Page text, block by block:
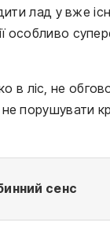
лад у вже
особливо
в ліс, не
порушувати
сенс